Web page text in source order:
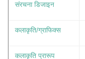
संरचना डिजाइन
कलाकृति/ग्राफिक्स
कलाकृति प्रारूप